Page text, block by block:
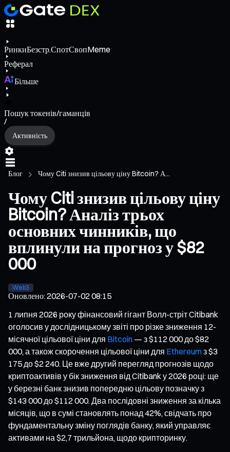
РинкиБезстр.СпотСвопMeme
Реферал
Більше
Пошук токенів/гаманців
/
Активність
Блог Чому Citi знизив цільову ціну Bitcoin? А...
Чому Citi знизив цільову ціну
Bitcoin? Аналіз трьох
основних чинників, що
вплинули на прогноз у $82
000
Web3
Оновлено:2026-07-02 08:15
1 липня 2026 року фінансовий гігант Волл-стріт Citibank
оголосив у дослідницькому звіті про різке зниження 12-
місячної цільової ціни для Bitcoin — з $112 000 до $82
000, а також скорочення цільової ціни для Ethereumз $3
175 до $2 240. Це вже другий перегляд прогнозів щодо
криптоактивів у бік зниження від Citibank у 2026 році: ще
у березні банк знизив попередню цільову позначку з
$143 000 до $112 000. Два послідовні зниження за кілька
місяців, що в сумі становлять понад 42%, свідчать про
фундаментальну зміну поглядів банку, який управляє
активами на $2,7 трильйона, щодо крипторинку.